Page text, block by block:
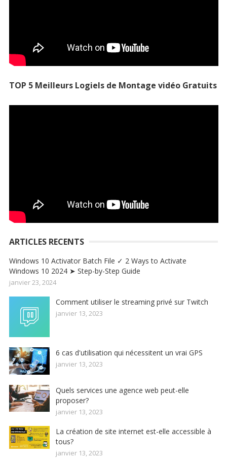
TOP 5 Meilleurs Logiels de Montage vidéo Gratuits
ARTICLES RECENTS
Windows 10 Activator Batch File ✓ 2 Ways to Activate
Windows 10 2024 ➤ Step-by-Step Guide
janvier 23, 2024
Comment utiliser le streaming privé sur Twitch
janvier 13, 2023
6 cas d'utilisation qui nécessitent un vrai GPS
janvier 13, 2023
Quels services une agence web peut-elle
proposer?
janvier 13, 2023
La création de site internet est-elle accessible à
tous?
janvier 13, 2023